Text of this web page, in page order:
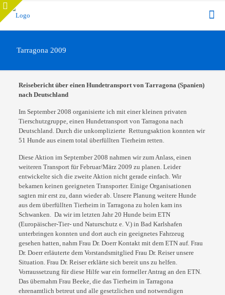
Tarragona 2009
Reisebericht über einen Hundetransport von Tarragona (Spanien)
nach Deutschland
Im September 2008 organisierte ich mit einer kleinen privaten
Tierschutzgruppe, einen Hundetransport von Tarragona nach
Deutschland. Durch die unkomplizierte Rettungsaktion konnten wir
51 Hunde aus einem total überfüllten Tierheim retten.
Diese Aktion im September 2008 nahmen wir zum Anlass, einen
weiteren Transport fürFebruar/März 2009 zu planen. Leider
entwickelte sich die zweite Aktion nicht gerade einfach. Wir
bekamen keinen geeigneten Transporter. Einige Organisationen
sagten mir erst zu, dann wieder ab. Unsere Planung weitere Hunde
aus dem überfüllten Tierheim in Tarragona zu holen kam ins
Schwanken. Da wir im letzten Jahr 20 Hunde beim ETN
(Europäischer-Tier- und Naturschutz e. V.) in Bad Karlshafen
unterbringen konnten und dort auch ein geeignetes Fahrzeug
gesehen hatten, nahm Frau Dr. Doerr Kontakt mit dem ETN auf. Frau
Dr. Doerr erläuterte dem Vorstandsmitglied Frau Dr. Reiser unsere
Situation. Frau Dr. Reiser erklärte sich bereit uns zu helfen.
Vorraussetzung für diese Hilfe war ein formeller Antrag an den ETN.
Das übernahm Frau Beeke, die das Tierheim in Tarragona
ehrenamtlich betreut und alle gesetzlichen und notwendigen